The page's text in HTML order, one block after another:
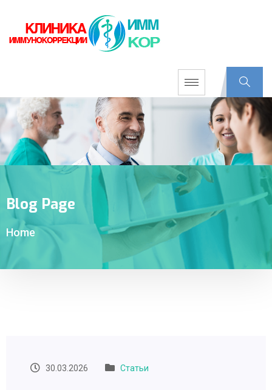
Blog Page
Home
30.03.2026 Статьи